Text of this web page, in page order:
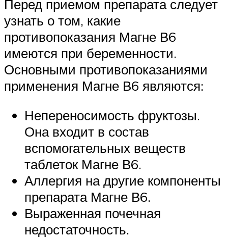
Перед приемом препарата следует
узнать о том, какие
противопоказания Магне В6
имеются при беременности.
Основными противопоказаниями
применения Магне В6 являются:
Непереносимость фруктозы.
Она входит в состав
вспомогательных веществ
таблеток Магне В6.
Аллергия на другие компоненты
препарата Магне В6.
Выраженная почечная
недостаточность.